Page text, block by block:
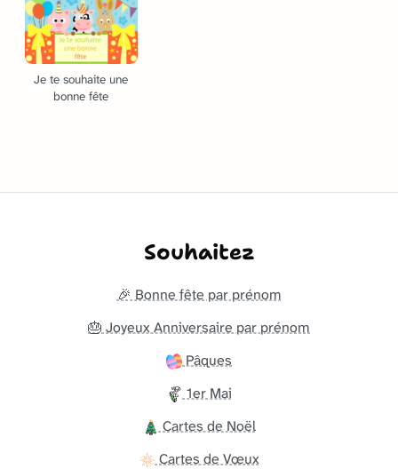
Je te souhaite une
bonne fête
Souhaitez
🎉 Bonne fête par prénom
🎂 Joyeux Anniversaire par prénom
Pâques
1er Mai
Cartes de Noël
Cartes de Vœux